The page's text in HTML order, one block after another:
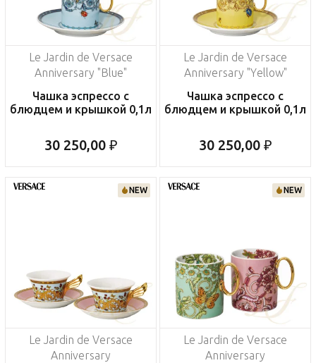
Le Jardin de Versace
Anniversary "Blue"
Чашка эспрессо с
блюдцем и крышкой 0,1л
30 250,00 ₽
Le Jardin de Versace
Anniversary "Yellow"
Чашка эспрессо с
блюдцем и крышкой 0,1л
30 250,00 ₽
NEW
Le Jardin de Versace
Anniversary
NEW
Le Jardin de Versace
Anniversary